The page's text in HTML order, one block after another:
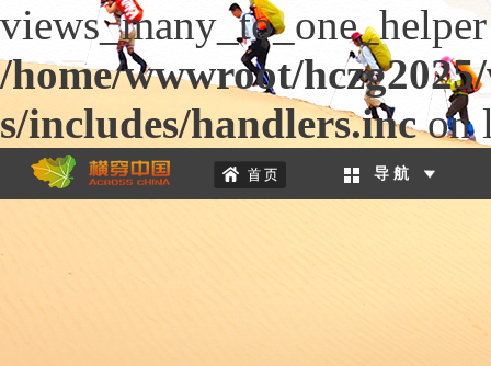
/home/wwwroot/
s/includes/handlers.incon
导 航